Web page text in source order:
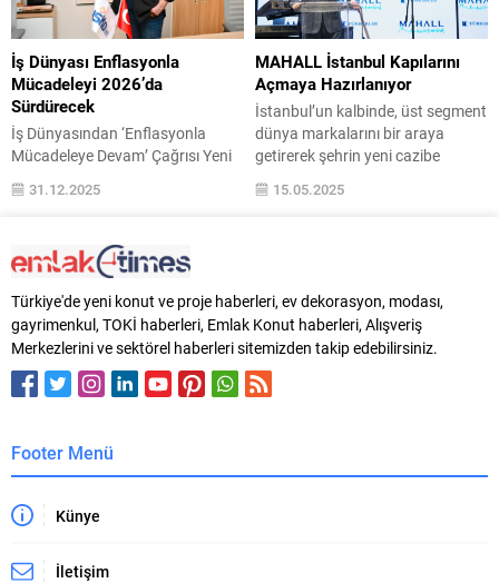
yakından takip edilmesini ve
gerekli idari işlemlerin eksiksiz
yerine getirilmesini gerektirir. Tiny
House...
İş Dünyası Enflasyonla
Mücadeleyi 2026’da
Sürdürecek
İş Dünyasından ‘Enflasyonla
Mücadeleye Devam’ Çağrısı Yeni
yıla kısa bir süre kala iş dünyası
temsilcileri, küresel ekonomik,
ülkemizi olumsuz etkilediğine
dikkat çekti. Türkiye
üzerinde kurulduğunu vurgulayan
iş insanları, 2026 yılında da
mevcut ekonomik programın
sürdürülmesi gerektiğini belirtti.
Üretim, yapı ve hizmet
31.12.2025
MAHALL İstanbul Kapılarını
Açmaya Hazırlanıyor
İstanbul’un kalbinde, üst segment
dünya markalarını bir araya
getirerek şehrin yeni cazibe
merkezi olacak MAHALL İstanbul,
perakende sektörünün taleplerine
donanımıyla perakende
sektörünün geleceğini
şekillendirecek yenilikçi adımların
ev sahibi olacak. Türkerler
Holding Yönetim Kurulu Başkanı
15.05.2025
Türkiye'de yeni konut ve proje haberleri, ev dekorasyon, modası,
gayrimenkul, TOKİ haberleri, Emlak Konut haberleri, Alışveriş
Merkezlerini ve sektörel haberleri sitemizden takip edebilirsiniz.
Footer Menü
Künye
İletişim